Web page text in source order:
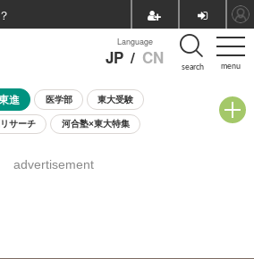
menu
Language
JP / CN search
進 医学部 東大受験
サーチ 河合塾×東大特集
8月開催学校説明会・相談会
advertisement